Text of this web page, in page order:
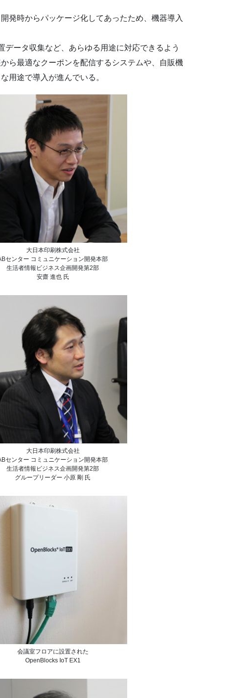
発時からパッケージ化してあったため、機器導入
ータ収集など、あらゆる用途に対応できるよう
ら最適なクーポンを配信するシステムや、自販機
用途で導入が進んでいる。
大日本印刷株式会社
センター コミュニケーション開発本部
生活者情報ビジネス企画開発第2部
安齋 進也 氏
大日本印刷株式会社
センター コミュニケーション開発本部
生活者情報ビジネス企画開発第2部
グループリーダー 小原 剛 氏
会議室フロアに設置された
OpenBlocks IoT EX1